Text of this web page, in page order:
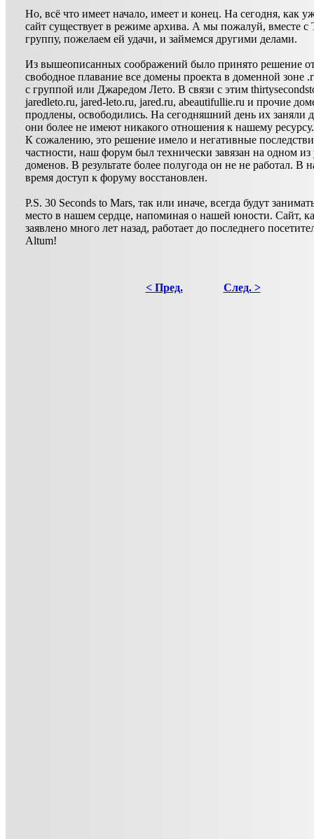
Но, всё что имеет начало, имеет и конец. На сегодня, как
сайт существует в режиме архива. А мы пожалуй, вместе с
группу, пожелаем ей удачи, и займемся другими делами.
Из вышеописанных соображений было принято решение
свободное плавание все домены проекта в доменной зоне
с группой или Джаредом Лето. В связи с этим
jaredleto.ru, jared-leto.ru, jared.ru, abeautifullie.ru и прочие
продлены, освободились. На сегодняшний день их заняли
они более не имеют никакого отношения к нашему ресурсу.
К сожалению, это решение имело и негативные
частности, наш форум был технически завязан на одном
доменов. В результате более полугода он не не работал. В
время доступ к форуму восстановлен.
P.S. 30 Seconds to Mars, так или иначе, всегда будут
место в нашем сердце, напоминая о нашей юности. Сайт,
заявлено много лет назад, работает до последнего
Altum!
< Пред. След. >